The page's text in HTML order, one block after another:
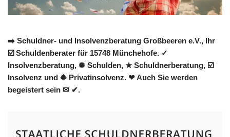
➡️ Schuldner- und Insolvenzberatung Großbeeren e.V., Ihr
☑️ Schuldenberater für 15748 Münchehofe. ✓
Insolvenzberatung, ✺ Schulden, ★ Schuldnerberatung, ☑️
Insolvenz und ✹ Privatinsolvenz. ❤ Auch Sie werden
begeistert sein ✉ ✔.